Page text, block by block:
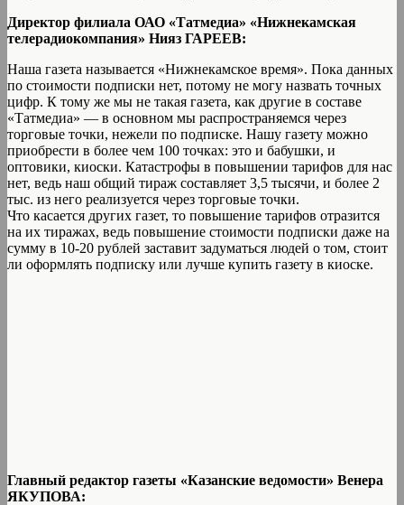
Директор филиала ОАО «Татмедиа» «Нижнекамская
телерадиокомпания» Нияз ГАРЕЕВ:
Наша газета называется «Нижнекамское время». Пока данных
по стоимости подписки нет, потому не могу назвать точных
цифр. К тому же мы не такая газета, как другие в составе
«Татмедиа» — в основном мы распространяемся через
торговые точки, нежели по подписке. Нашу газету можно
приобрести в более чем 100 точках: это и бабушки, и
оптовики, киоски. Катастрофы в повышении тарифов для нас
нет, ведь наш общий тираж составляет 3,5 тысячи, и более 2
тыс. из него реализуется через торговые точки.
Что касается других газет, то повышение тарифов отразится
на их тиражах, ведь повышение стоимости подписки даже на
сумму в 10-20 рублей заставит задуматься людей о том, стоит
ли оформлять подписку или лучше купить газету в киоске.
Главный редактор газеты «Казанские ведомости» Венера
ЯКУПОВА: